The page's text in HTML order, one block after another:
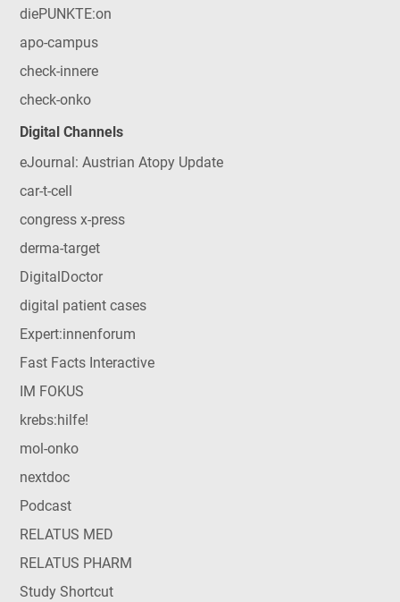
diePUNKTE:on
apo-campus
check-innere
check-onko
Digital Channels
eJournal: Austrian Atopy Update
car-t-cell
congress x-press
derma-target
DigitalDoctor
digital patient cases
Expert:innenforum
Fast Facts Interactive
IM FOKUS
krebs:hilfe!
mol-onko
nextdoc
Podcast
RELATUS MED
RELATUS PHARM
Study Shortcut